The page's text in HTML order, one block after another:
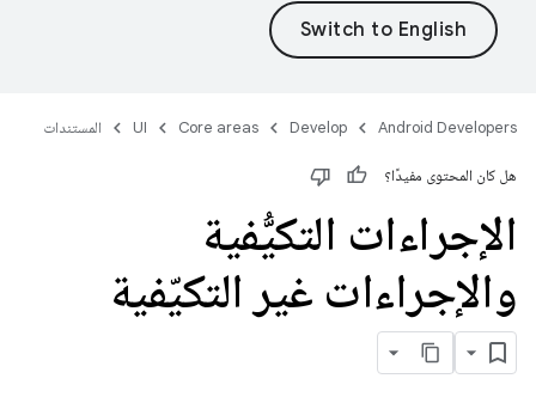
Android Developers
Develop
Core areas
UI المستندات
هل كان المحتوى مفيدًا؟
الإجراءات التكيُّفية
والإجراءات غير التكيّفية